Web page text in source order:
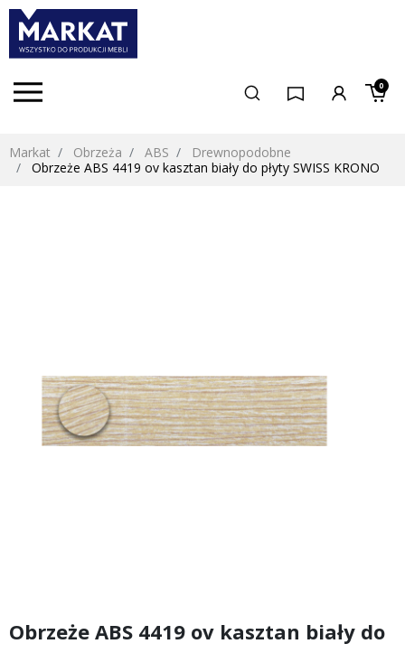
0
Markat Obrzeża ABS
Drewnopodobne
Obrzeże ABS 4419 ov kasztan biały do płyty SWISS KRONO
Obrzeże ABS 4419 ov kasztan biały do